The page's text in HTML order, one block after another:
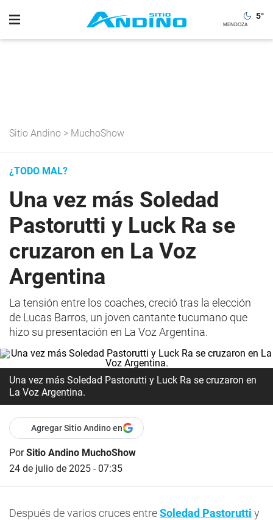
5°
Sitio Andino > MuchoShow
¿TODO MAL?
Una vez más Soledad
Pastorutti y Luck Ra se
cruzaron en La Voz
Argentina
La tensión entre los coaches, creció tras la elección
de Lucas Barros, un joven cantante tucumano que
hizo su presentación en La Voz Argentina.
Una vez más Soledad Pastorutti y Luck Ra se cruzaron en
La Voz Argentina.
Agregar Sitio Andino en
PorSitio Andino MuchoShow
24 de julio de 2025 - 07:35
Después de varios cruces entreSoledad Pastorutti y